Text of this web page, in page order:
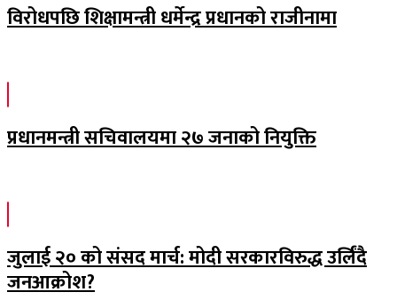
विरोधपछि शिक्षामन्त्री धर्मेन्द्र प्रधानको राजीनामा
प्रधानमन्त्री सचिवालयमा २७ जनाको नियुक्ति
जुलाई २० को संसद मार्च: मोदी सरकारविरुद्ध उर्लिंदै
जनआक्रोश?